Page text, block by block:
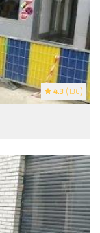
4.3 (136)